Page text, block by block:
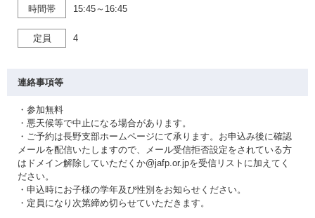
時間帯 15:45～16:45
定員 4
連絡事項等
・参加無料
・悪天候等で中止になる場合があります。
・ご予約は長野支部ホームページにて承ります。お申込み後に確認
メールを配信いたしますので、メール受信拒否設定をされている方
はドメイン解除していただくか@jafp.or.jpを受信リストに加えてく
ださい。
・申込時にお子様の学年及び性別をお知らせください。
・定員になり次第締め切らせていただきます。